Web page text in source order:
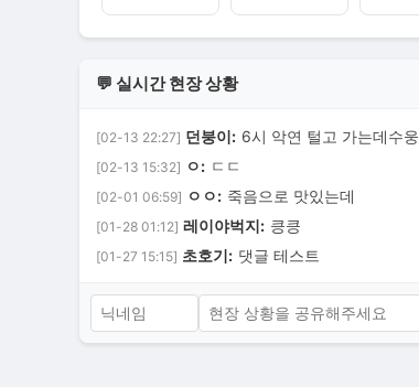
💬 실시간 현장 상황
[02-13 22:27] 던붕이: 6시 악연 털고 가는데수웅
[02-13 15:32] ㅇ: ㄷㄷ
[02-01 06:59] ㅇㅇ: 죽음으로 맛있는데
[01-28 01:12] 레이야벅지: 킁킁
[01-27 15:15] 초호기: 댓글 테스트